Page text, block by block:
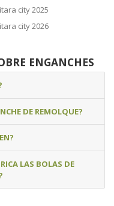
city 2025
city 2026
ENGANCHES
DE REMOLQUE?
LAS BOLAS DE